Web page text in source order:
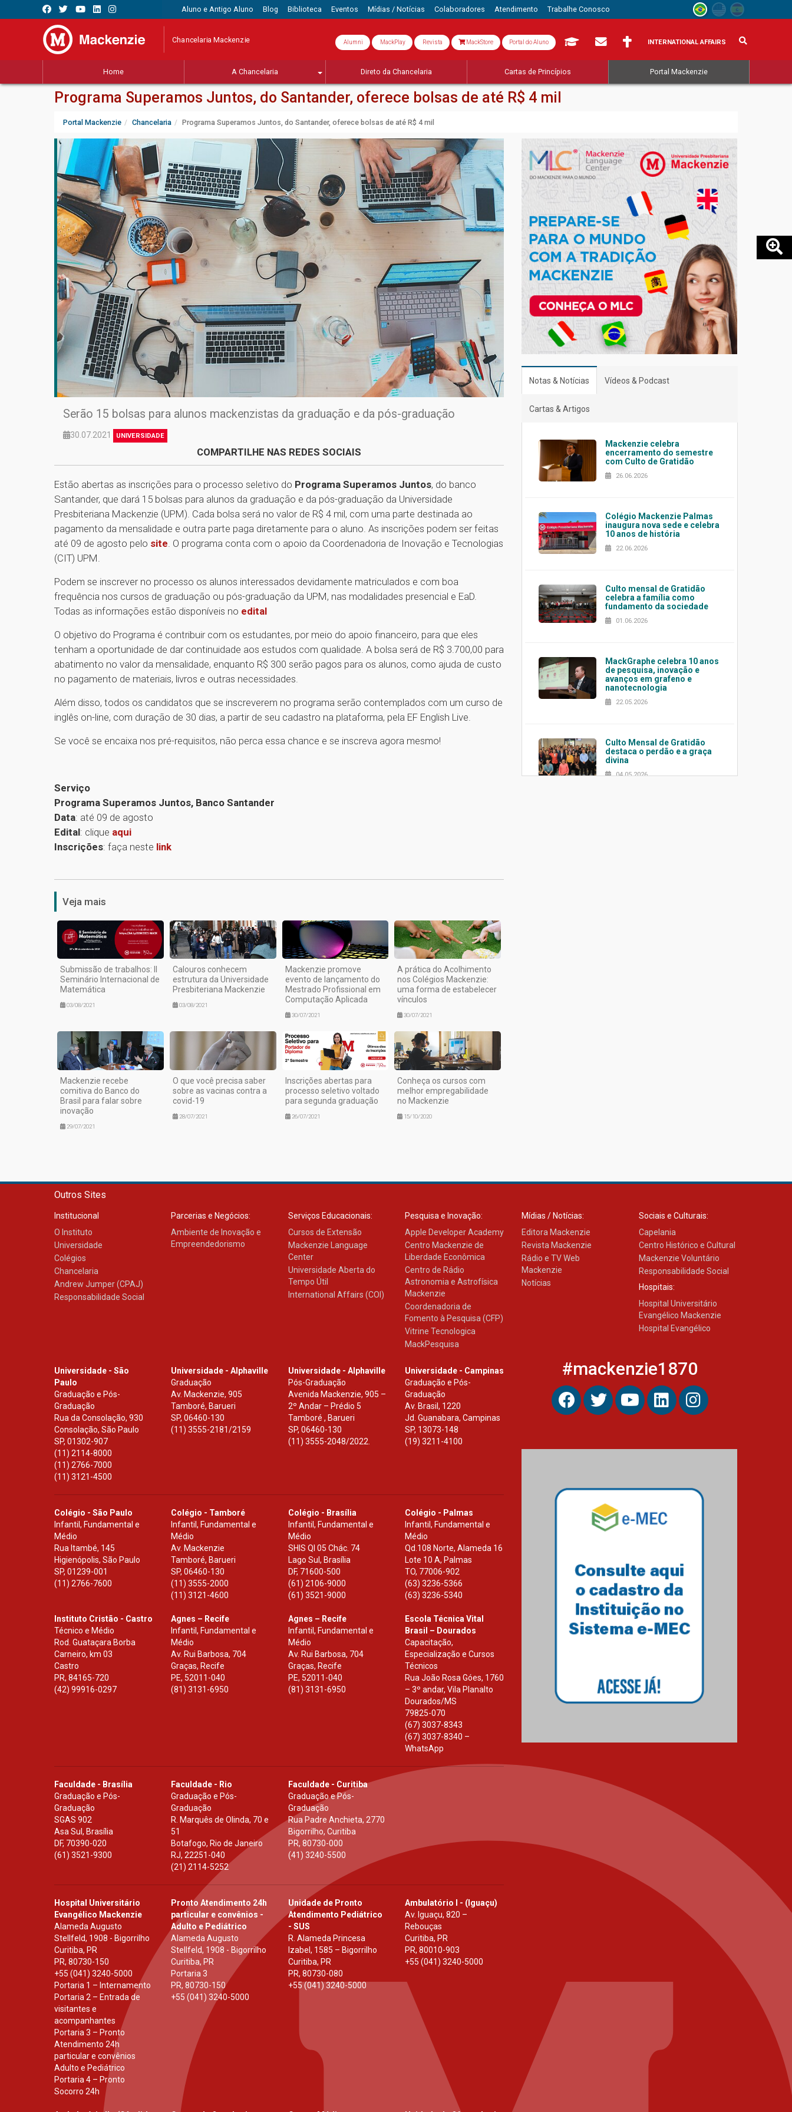
Aluno e Antigo Aluno Blog Biblioteca Eventos Mídias / Notícias Colaboradores Atendimento Trabalhe Conosco
Chancelaria Mackenzie Alumni MackPlay Revista MackStore Portal do Aluno INTERNATIONAL AFFAIRS
Home A Chancelaria Direto da Chancelaria Cartas de Princípios Portal Mackenzie
Programa Superamos Juntos, do Santander, oferece bolsas de até R$ 4 mil
Portal Mackenzie Chancelaria Programa Superamos Juntos, do Santander, oferece bolsas de até R$ 4 mil
Serão 15 bolsas para alunos mackenzistas da graduação e da pós-graduação
30.07.2021 UNIVERSIDADE
COMPARTILHE NAS REDES SOCIAIS
Estão abertas as inscrições para o processo seletivo do Programa Superamos Juntos, do banco
Santander, que dará 15 bolsas para alunos da graduação e da pós-graduação da Universidade
Presbiteriana Mackenzie (UPM). Cada bolsa será no valor de R$ 4 mil, com uma parte destinada ao
pagamento da mensalidade e outra parte paga diretamente para o aluno. As inscrições podem ser feitas
até 09 de agosto pelo site . O programa conta com o apoio da Coordenadoria de Inovação e Tecnologias
(CIT) UPM.
Podem se inscrever no processo os alunos interessados devidamente matriculados e com boa
frequência nos cursos de graduação ou pós-graduação da UPM, nas modalidades presencial e EaD.
Todas as informações estão disponíveis no edital
O objetivo do Programa é contribuir com os estudantes, por meio do apoio financeiro, para que eles
tenham a oportunidade de dar continuidade aos estudos com qualidade. A bolsa será de R$ 3.700,00 para
abatimento no valor da mensalidade, enquanto R$ 300 serão pagos para os alunos, como ajuda de custo
no pagamento de materiais, livros e outras necessidades.
Além disso, todos os candidatos que se inscreverem no programa serão contemplados com um curso de
inglês on-line, com duração de 30 dias, a partir de seu cadastro na plataforma, pela EF English Live.
Se você se encaixa nos pré-requisitos, não perca essa chance e se inscreva agora mesmo!
Serviço
Programa Superamos Juntos, Banco Santander
Data: até 09 de agosto
Edital: clique aqui
Inscrições: faça neste link
Veja mais
Submissão de trabalhos: II
Seminário Internacional de
Matemática
03/08/2021
Calouros conhecem
estrutura da Universidade
Presbiteriana Mackenzie
03/08/2021
Mackenzie promove
evento de lançamento do
Mestrado Profissional em
Computação Aplicada
30/07/2021
A prática do Acolhimento
nos Colégios Mackenzie:
uma forma de estabelecer
vínculos
30/07/2021
Mackenzie recebe
comitiva do Banco do
Brasil para falar sobre
inovação
29/07/2021
O que você precisa saber
sobre as vacinas contra a
covid-19
28/07/2021
Inscrições abertas para
processo seletivo voltado
para segunda graduação
26/07/2021
Conheça os cursos com
melhor empregabilidade
no Mackenzie
15/10/2020
Notas & Notícias Vídeos & Podcast
Cartas & Artigos
Mackenzie celebra
encerramento do semestre
com Culto de Gratidão
26.06.2026
Colégio Mackenzie Palmas
inaugura nova sede e celebra
10 anos de história
22.06.2026
Culto mensal de Gratidão
celebra a família como
fundamento da sociedade
01.06.2026
MackGraphe celebra 10 anos
de pesquisa, inovação e
avanços em grafeno e
nanotecnologia
22.05.2026
Culto Mensal de Gratidão
destaca o perdão e a graça
divina
04.05.2026
Outros Sites
Institucional
O Instituto
Universidade
Colégios
Chancelaria
Andrew Jumper (CPAJ)
Responsabilidade Social
Parcerias e Negócios:
Ambiente de Inovação e
Empreendedorismo
Serviços Educacionais:
Cursos de Extensão
Mackenzie Language
Center
Universidade Aberta do
Tempo Útil
International Affairs (COI)
Pesquisa e Inovação:
Apple Developer Academy
Centro Mackenzie de
Liberdade Econômica
Centro de Rádio
Astronomia e Astrofísica
Mackenzie
Coordenadoria de
Fomento à Pesquisa (CFP)
Vitrine Tecnologica
MackPesquisa
Mídias / Notícias:
Editora Mackenzie
Revista Mackenzie
Rádio e TV Web
Mackenzie
Notícias
Sociais e Culturais:
Capelania
Centro Histórico e Cultural
Mackenzie Voluntário
Responsabilidade Social
Hospitais:
Hospital Universitário
Evangélico Mackenzie
Hospital Evangélico
Universidade - São
Paulo
Graduação e Pós-
Graduação
Rua da Consolação, 930
Consolação, São Paulo
SP, 01302-907
(11) 2114-8000
(11) 2766-7000
(11) 3121-4500
Universidade - Alphaville
Graduação
Av. Mackenzie, 905
Tamboré, Barueri
SP,06460-130
(11) 3555-2181/2159
Universidade - Alphaville
Pós-Graduação
Avenida Mackenzie, 905 –
2º Andar – Prédio 5
Tamboré , Barueri
SP, 06460-130
(11) 3555-2048/2022.
Universidade - Campinas
Graduação e Pós-
Graduação
Av. Brasil, 1220
Jd. Guanabara, Campinas
SP, 13073-148
(19) 3211-4100
Colégio - São Paulo
Infantil, Fundamental e
Médio
Rua Itambé, 145
Higienópolis, São Paulo
SP, 01239-001
(11) 2766-7600
Colégio - Tamboré
Infantil, Fundamental e
Médio
Av. Mackenzie
Tamboré, Barueri
SP,06460-130
(11) 3555-2000
(11) 3121-4600
Colégio - Brasília
Infantil, Fundamental e
Médio
SHIS Ql 05 Chác. 74
Lago Sul, Brasília
DF, 71600-500
(61) 2106-9000
(61) 3521-9000
Colégio - Palmas
Infantil, Fundamental e
Médio
Qd.108 Norte, Alameda 16
Lote 10 A, Palmas
TO, 77006-902
(63) 3236-5366
(63) 3236-5340
Instituto Cristão - Castro
Técnico e Médio
Rod. Guataçara Borba
Carneiro, km 03
Castro
PR, 84165-720
(42) 99916-0297
Agnes – Recife
Infantil, Fundamental e
Médio
Av. Rui Barbosa, 704
Graças, Recife
PE, 52011-040
(81) 3131-6950
Agnes – Recife
Infantil, Fundamental e
Médio
Av. Rui Barbosa, 704
Graças, Recife
PE, 52011-040
(81) 3131-6950
Escola Técnica Vital
Brasil – Dourados
Capacitação,
Especialização e Cursos
Técnicos
Rua João Rosa Góes, 1760
– 3º andar, Vila Planalto
Dourados/MS
79825-070
(67) 3037-8343
(67) 3037-8340 –
WhatsApp
Faculdade - Brasília
Graduação e Pós-
Graduação
SGAS 902
Asa Sul, Brasília
DF, 70390-020
(61) 3521-9300
Faculdade - Rio
Graduação e Pós-
Graduação
R. Marquês de Olinda, 70 e
51
Botafogo, Rio de Janeiro
RJ,22251-040
(21) 2114-5252
Faculdade - Curitiba
Graduação e Pós-
Graduação
Rua Padre Anchieta, 2770
Bigorrilho, Curitiba
PR, 80730-000
(41) 3240-5500
Hospital Universitário
Evangélico Mackenzie
Alameda Augusto
Stellfeld, 1908 - Bigorrilho
Curitiba, PR
PR, 80730-150
+55 (041) 3240-5000
Portaria 1 – Internamento
Portaria 2 – Entrada de
visitantes e
acompanhantes
Portaria 3 – Pronto
Atendimento 24h
particular e convênios
Adulto e Pediátrico
Portaria 4 – Pronto
Socorro 24h
Pronto Atendimento 24h
particular e convênios -
Adulto e Pediátrico
Alameda Augusto
Stellfeld, 1908 - Bigorrilho
Curitiba, PR
Portaria 3
PR,80730-150
+55 (041) 3240-5000
Unidade de Pronto
Atendimento Pediátrico
- SUS
R. Alameda Princesa
Izabel, 1585 – Bigorrilho
Curitiba, PR
PR, 80730-080
+55 (041) 3240-5000
Ambulatório I - (Iguaçu)
Av. Iguaçu, 820 –
Rebouças
Curitiba, PR
PR, 80010-903
+55 (041) 3240-5000
#mackenzie1870